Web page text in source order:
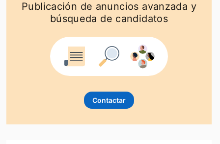
Publicación de anuncios avanzada y
búsqueda de candidatos
Contactar